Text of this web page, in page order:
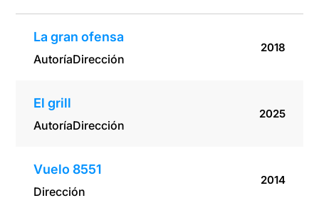
La gran ofensa
AutoríaDirección
2018
El grill
AutoríaDirección
2025
Vuelo 8551
Dirección
2014